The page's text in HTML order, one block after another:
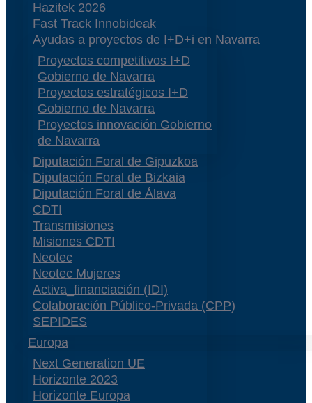
Hazitek 2026
Fast Track Innobideak
Ayudas a proyectos de I+D+i en Navarra
Proyectos competitivos I+D
Gobierno de Navarra
Proyectos estratégicos I+D
Gobierno de Navarra
Proyectos innovación Gobierno
de Navarra
Diputación Foral de Gipuzkoa
Diputación Foral de Bizkaia
Diputación Foral de Álava
CDTI
Transmisiones
Misiones CDTI
Neotec
Neotec Mujeres
Activa_financiación (IDI)
Colaboración Público-Privada (CPP)
SEPIDES
Europa
Next Generation UE
Horizonte 2023
Horizonte Europa